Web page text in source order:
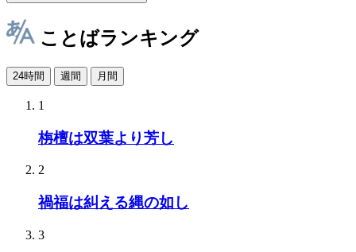
ことばランキング
24時間 週間 月間
1
栴檀は双葉より芳し
2
禍福は糾える縄の如し
3